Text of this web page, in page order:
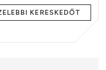
KERESKEDŐT